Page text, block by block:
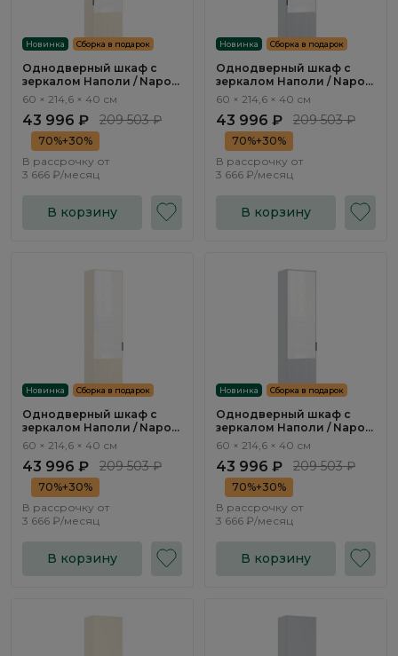
Новинка Сборка в подарок
Однодверный шкаф с
зеркалом Наполи / Napoli
NP538.2
60 × 214,6 × 40 см
43 996 ₽ 209 503 ₽
70%+30%
В рассрочку от
3 666 ₽/месяц
В корзину
Новинка Сборка в подарок
Однодверный шкаф с
зеркалом Наполи / Napoli
NP538.1
60 × 214,6 × 40 см
43 996 ₽ 209 503 ₽
70%+30%
В рассрочку от
3 666 ₽/месяц
В корзину
Новинка Сборка в подарок
Однодверный шкаф с
зеркалом Наполи / Napoli
NP537.2
60 × 214,6 × 40 см
43 996 ₽ 209 503 ₽
70%+30%
В рассрочку от
3 666 ₽/месяц
В корзину
Новинка Сборка в подарок
Однодверный шкаф с
зеркалом Наполи / Napoli
NP537.1
60 × 214,6 × 40 см
43 996 ₽ 209 503 ₽
70%+30%
В рассрочку от
3 666 ₽/месяц
В корзину